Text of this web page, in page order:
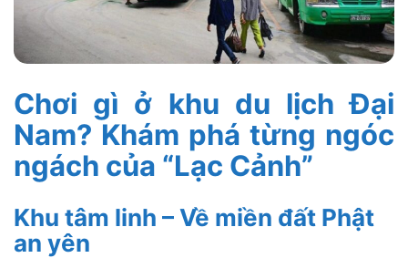
Chơi gì ở khu du lịch Đại
Nam? Khám phá từng ngóc
ngách của “Lạc Cảnh”
Khu tâm linh – Về miền đất Phật
an yên